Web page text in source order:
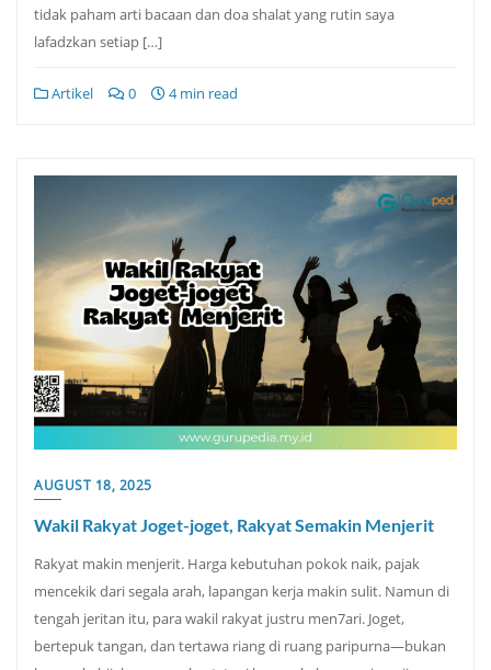
tidak paham arti bacaan dan doa shalat yang rutin saya
lafadzkan setiap […]
Artikel 0 4 min read
AUGUST 18, 2025
Wakil Rakyat Joget-joget, Rakyat Semakin Menjerit
Rakyat makin menjerit. Harga kebutuhan pokok naik, pajak
mencekik dari segala arah, lapangan kerja makin sulit. Namun di
tengah jeritan itu, para wakil rakyat justru men7ari. Joget,
bertepuk tangan, dan tertawa riang di ruang paripurna—bukan